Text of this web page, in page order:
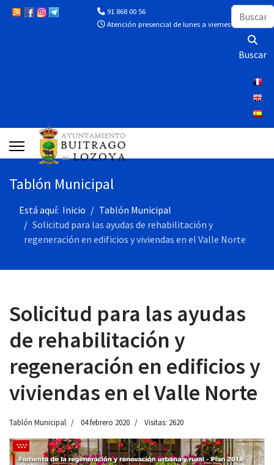
91 868 00 56
Atención presencial de lunes a viernes de 10:00 a
Buscar
Buscar
Tablón Municipal
Está aquí: Inicio
Tablón Municipal
Solicitud para las ayudas de rehabilitación y
regeneración en edificios y viviendas en el Valle Norte
Solicitud para las ayudas
de rehabilitación y
regeneración en edificios y
viviendas en el Valle Norte
Tablón Municipal 04 febrero 2020 Visitas: 2620